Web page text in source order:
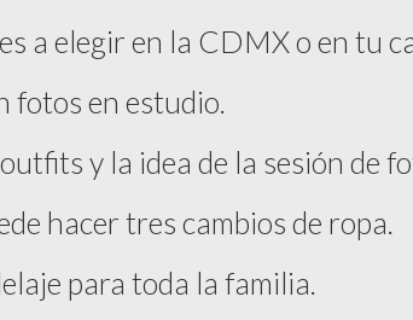
a elegir en la CDMX o en tu
fotos en estudio.
y la idea de la sesión de
hacer tres cambios de ropa.
para toda la familia.